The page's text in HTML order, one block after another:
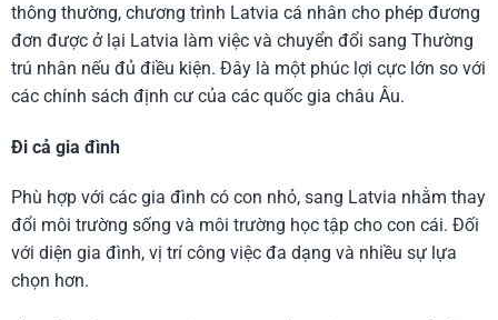
thông thường, chương trình Latvia cá nhân cho phép đương
đơn được ở lại Latvia làm việc và chuyển đổi sang Thường
trú nhân nếu đủ điều kiện. Đây là một phúc lợi cực lớn so với
các chính sách định cư của các quốc gia châu Âu.
Đi cả gia đình
Phù hợp với các gia đình có con nhỏ, sang Latvia nhằm thay
đổi môi trường sống và môi trường học tập cho con cái. Đối
với diện gia đình, vị trí công việc đa dạng và nhiều sự lựa
chọn hơn.